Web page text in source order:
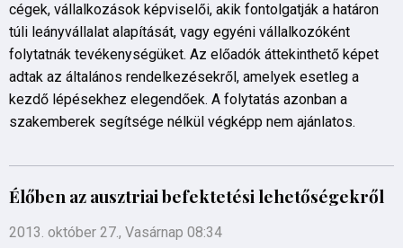
cégek, vállalkozások képviselői, akik fontolgatják a határon
túli leányvállalat alapítását, vagy egyéni vállalkozóként
folytatnák tevékenységüket. Az előadók áttekinthető képet
adtak az általános rendelkezésekről, amelyek esetleg a
kezdő lépésekhez elegendőek. A folytatás azonban a
szakemberek segítsége nélkül végképp nem ajánlatos.
Élőben az ausztriai befektetési lehetőségekről
2013. október 27., Vasárnap 08:34